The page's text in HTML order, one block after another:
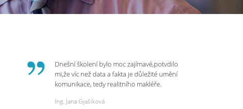
Dnešní školení bylo moc zajímavé,potvdilo
mi,že víc než data a fakta je důležité umění
komunikace, tedy realitního makléře.
rozhovor či náběr u klienta. Výsledkem je
Ing. Jana Gjašiková